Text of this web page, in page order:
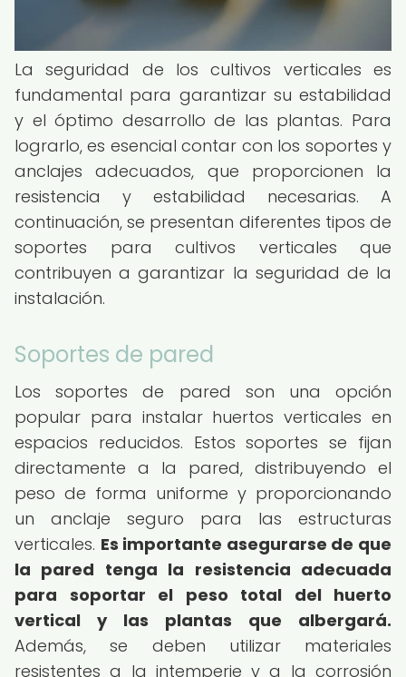
La seguridad de los cultivos verticales es
fundamental para garantizar su estabilidad
y el óptimo desarrollo de las plantas. Para
lograrlo, es esencial contar con los soportes y
anclajes adecuados, que proporcionen la
resistencia y estabilidad necesarias. A
continuación, se presentan diferentes tipos de
soportes para cultivos verticales que
contribuyen a garantizar la seguridad de la
instalación.
Soportes de pared
Los soportes de pared son una opción
popular para instalar huertos verticales en
espacios reducidos. Estos soportes se fijan
directamente a la pared, distribuyendo el
peso de forma uniforme y proporcionando
un anclaje seguro para las estructuras
verticales. Es importante asegurarse de que
la pared tenga la resistencia adecuada
para soportar el peso total del huerto
vertical y las plantas que albergará.
Además, se deben utilizar materiales
resistentes a la intemperie y a la corrosión